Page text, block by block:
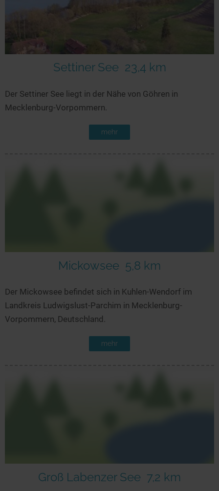
Settiner See 23,4 km
Der Settiner See liegt in der Nähe von Göhren in
Mecklenburg-Vorpommern.
mehr
Mickowsee 5,8 km
Der Mickowsee befindet sich in Kuhlen-Wendorf im
Landkreis Ludwigslust-Parchim in Mecklenburg-
Vorpommern, Deutschland.
mehr
Groß Labenzer See 7,2 km